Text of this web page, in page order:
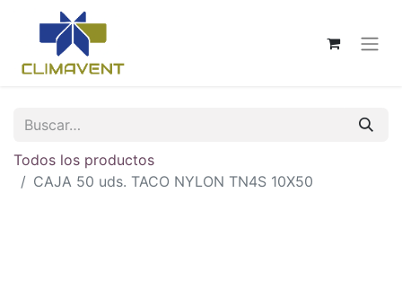
Todos los productos
CAJA 50 uds. TACO NYLON TN4S 10X50